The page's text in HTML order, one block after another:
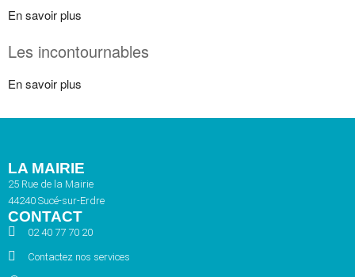
En savoir plus
Les incontournables
En savoir plus
LA MAIRIE
25 Rue de la Mairie
44240 Sucé-sur-Erdre
CONTACT
02 40 77 70 20
Contactez nos services